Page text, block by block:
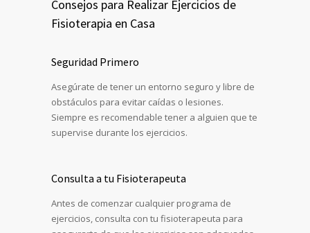
Consejos para Realizar Ejercicios de
Fisioterapia en Casa
Seguridad Primero
Asegúrate de tener un entorno seguro y libre de
obstáculos para evitar caídas o lesiones.
Siempre es recomendable tener a alguien que te
supervise durante los ejercicios.
Consulta a tu Fisioterapeuta
Antes de comenzar cualquier programa de
ejercicios, consulta con tu fisioterapeuta para